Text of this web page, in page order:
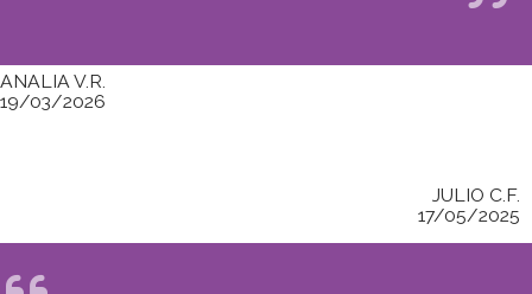
ANALIA V.R.
19/03/2026
JULIO C.F.
17/05/2025